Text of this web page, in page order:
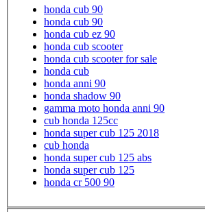
honda cub 90
honda cub 90
honda cub ez 90
honda cub scooter
honda cub scooter for sale
honda cub
honda anni 90
honda shadow 90
gamma moto honda anni 90
cub honda 125cc
honda super cub 125 2018
cub honda
honda super cub 125 abs
honda super cub 125
honda cr 500 90